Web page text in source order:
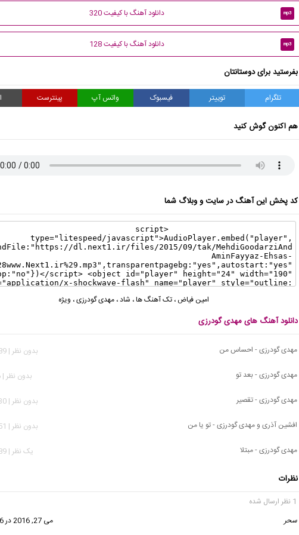
mp3 دانلود آهنگ با کیفیت 320
mp3 دانلود آهنگ با کیفیت 128
بفرستید برای دوستانتان
تلگرام توییتر فیسبوک واتس آپ پینترست
هم اکنون گوش کنید
کد پخش این آهنگ در سایت و وبلاگ شما
امین فیاض ،تک آهنگ ها، شاد،مهدی گودرزی، ویژه
دانلود آهنگ های مهدی گودرزی
مهدی گودرزی - احساس من
بدون نظر | 1,789 بازدید
مهدی گودرزی - بعد تو
بدون نظر | 966 بازدید
مهدی گودرزی - تقصیر
بدون نظر | 3,130 بازدید
افشین آذری و مهدی گودرزی - تو یا من
بدون نظر | 2,351 بازدید
مهدی گودرزی - مبتلا
يک نظر | 8,089 بازدید
نظرات
1 نظر ارسال شده
سحر
می 27, 2016 در 12:26 ب.ظ